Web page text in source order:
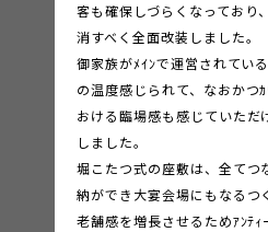
客も確保しづらくなっており
消すべく全面改装しました。
御家族がﾒｲﾝで運営されてい
の温度感じられて、なおかつ
おける臨場感も感じていただ
しました。
堀こたつ式の座敷は、全てつ
納ができ大宴会場にもなるつ
老舗感を増長させるためｱﾝﾃ